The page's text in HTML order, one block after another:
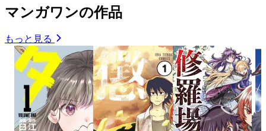
マンガワンの作品
もっと見る